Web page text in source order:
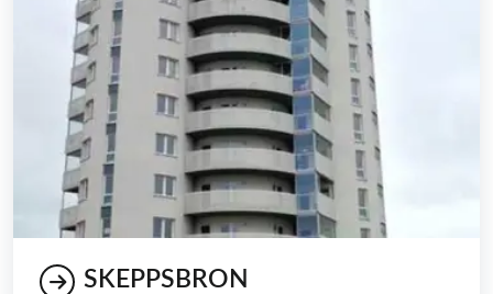
SKEPPSBRON